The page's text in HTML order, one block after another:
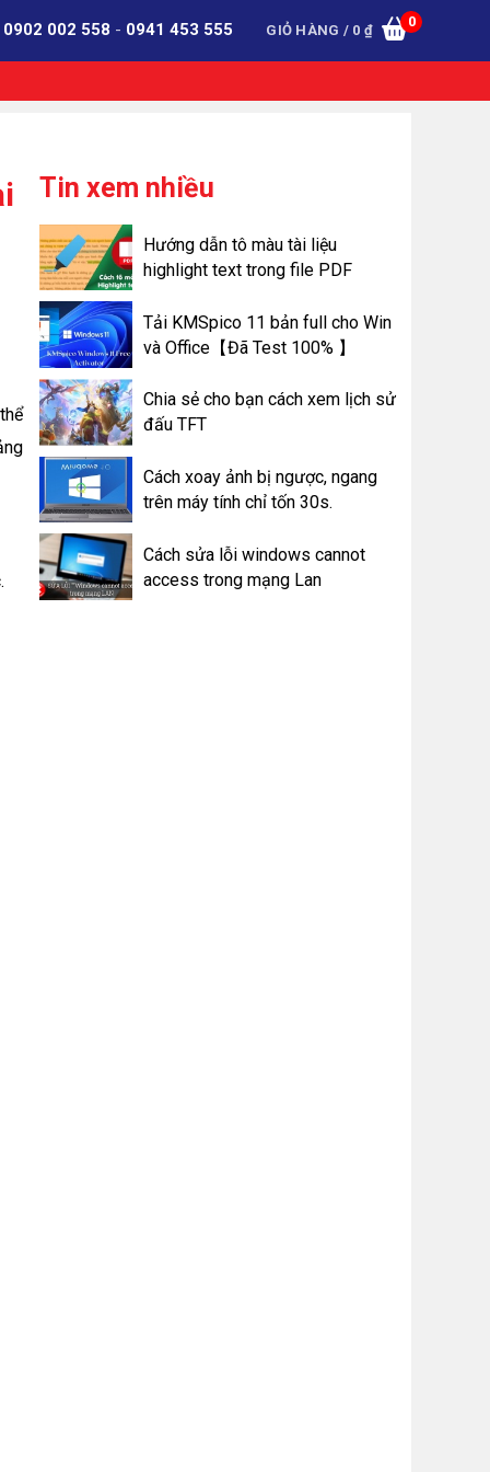
GIỎ HÀNG / 0 ₫
0
0902 002 558 - 0941 453 555
Tin xem nhiều
Hướng dẫn tô màu tài liệu
highlight text trong file PDF
Tải KMSpico 11 bản full cho Win
và Office【Đã Test 100% 】
Chia sẻ cho bạn cách xem lịch sử
đấu TFT
Cách xoay ảnh bị ngược, ngang
trên máy tính chỉ tốn 30s.
Cách sửa lỗi windows cannot
access trong mạng Lan